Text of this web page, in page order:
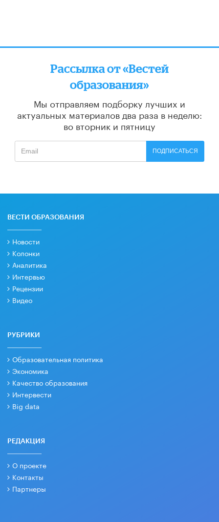
Рассылка от «Вестей
образования»
Мы отправляем подборку лучших и
актуальных материалов два раза в неделю:
во вторник и пятницу
ПОДПИСАТЬСЯ
ВЕСТИ ОБРАЗОВАНИЯ
Новости
Колонки
Аналитика
Интервью
Рецензии
Видео
РУБРИКИ
Образовательная политика
Экономика
Качество образования
Интервести
Big data
РЕДАКЦИЯ
О проекте
Контакты
Партнеры